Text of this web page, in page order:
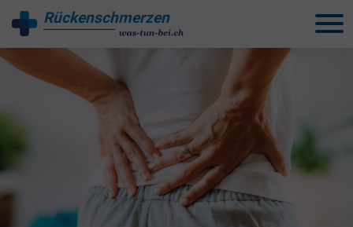
Rückenschmerzenbehandeln